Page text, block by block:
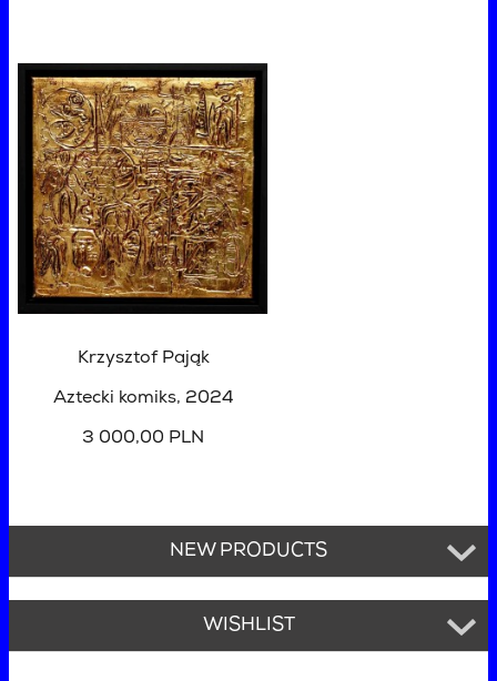
Krzysztof Pająk
Aztecki komiks, 2024
3 000,00 PLN
NEW PRODUCTS
WISHLIST